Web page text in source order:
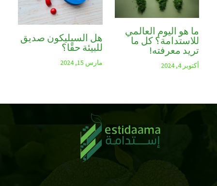
ما هو اليوم العالمي
للاستدامة؟ كل ما
تريد معرفته!
أكتوبر 4, 2024
هل السيليكون صديق
للبيئة حقًا؟
مارس 15, 2024